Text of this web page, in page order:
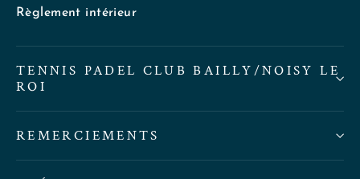
Règlement intérieur
TENNIS PADEL CLUB BAILLY/NOISY LE
ROI
REMERCIEMENTS